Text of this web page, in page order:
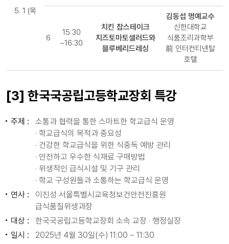
5. 1 (목
6
15:30
~16:30
치킨 찹스테이크
치즈토마토샐러드와
블루베리드레싱
김동섭 명예교수
신한대학교
식품조리과학부
前 인터컨티넨탈
호텔
[3] 한국국공립고등학교장회 특강
주제 :
소통과 협력을 통한 스마트한 학교급식 운영
· 학교급식의 목적과 중요성
· 건강한 학교급식을 위한 식중독 예방 관리
· 안전하고 우수한 식재료 구매방법
· 위생적인 급식시설 및 기구 관리
· 학교 구성원들과 소통하는 학교급식 운영
연사 :
이진성 서울특별시교육청보건안전진흥원
급식품질위생과장
대상 :
한국국공립고등학교장회 소속 교장 · 행정실장
일시 :
2025년 4월 30일(수) 11:00 ~ 11:30